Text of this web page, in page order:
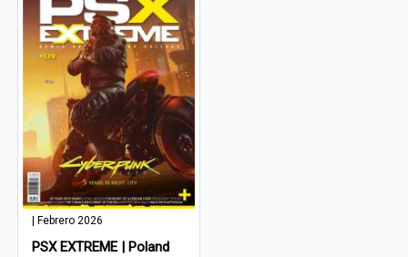
| Febrero 2026
PSX EXTREME | Poland